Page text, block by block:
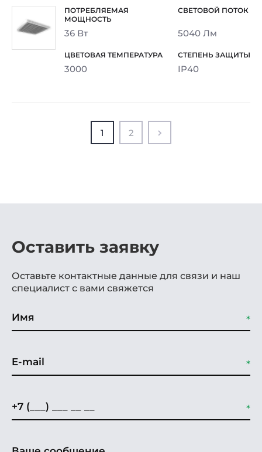
36 Вт 5040 Лм
3000 IP40
1 2
Оставить заявку
Оставьте контактные данные для связи и наш
специалист с вами свяжется